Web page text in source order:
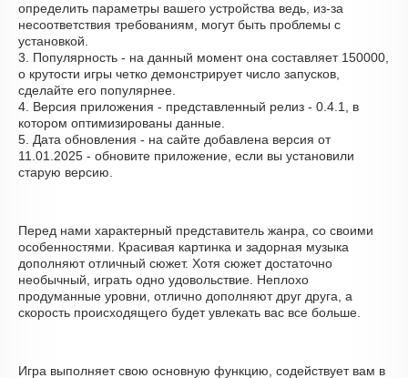
определить параметры вашего устройства ведь, из-за
несоответствия требованиям, могут быть проблемы с
установкой.
3. Популярность - на данный момент она составляет 150000,
о крутости игры четко демонстрирует число запусков,
сделайте его популярнее.
4. Версия приложения - представленный релиз - 0.4.1, в
котором оптимизированы данные.
5. Дата обновления - на сайте добавлена версия от
11.01.2025 - обновите приложение, если вы установили
старую версию.
Перед нами характерный представитель жанра, со своими
особенностями. Красивая картинка и задорная музыка
дополняют отличный сюжет. Хотя сюжет достаточно
необычный, играть одно удовольствие. Неплохо
продуманные уровни, отлично дополняют друг друга, а
скорость происходящего будет увлекать вас все больше.
Игра выполняет свою основную функцию, содействует вам в